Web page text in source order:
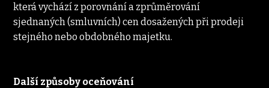
která vychází z porovnání a zprůměrování
sjednaných (smluvních) cen dosažených při prodeji
stejného nebo obdobného majetku.
Další způsoby oceňování